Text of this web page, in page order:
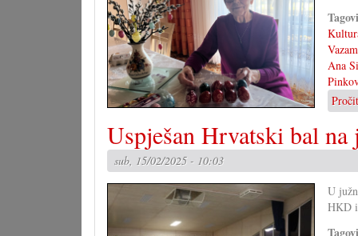
Vazam
Ana
Uspješan Hrvatski bal na
sub, 15/02/2025 - 10:03
U
HKD